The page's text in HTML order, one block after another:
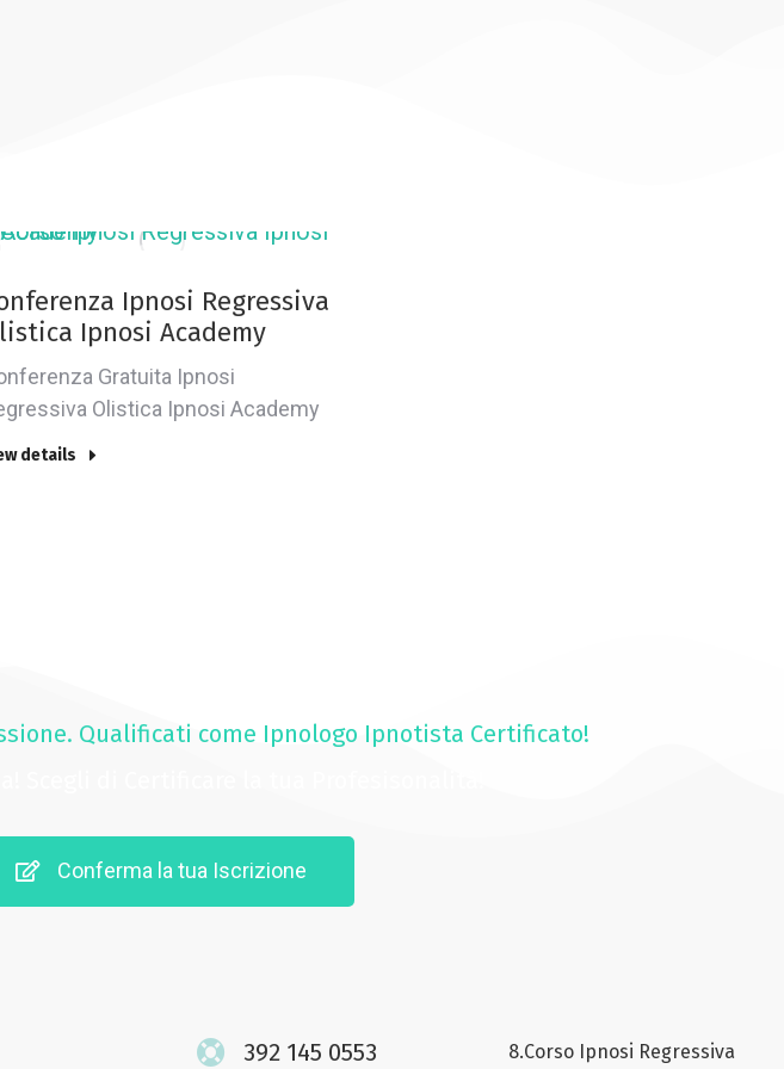
Ipnosi Regressiva
Ipnosi Academy
Gratuita Ipnosi
Olistica Ipnosi Academy
details
Qualificati come Ipnologo Ipnotista Certificato!
Conferma la tua Iscrizione
392 145 0553 8.Corso Ipnosi Regressiva